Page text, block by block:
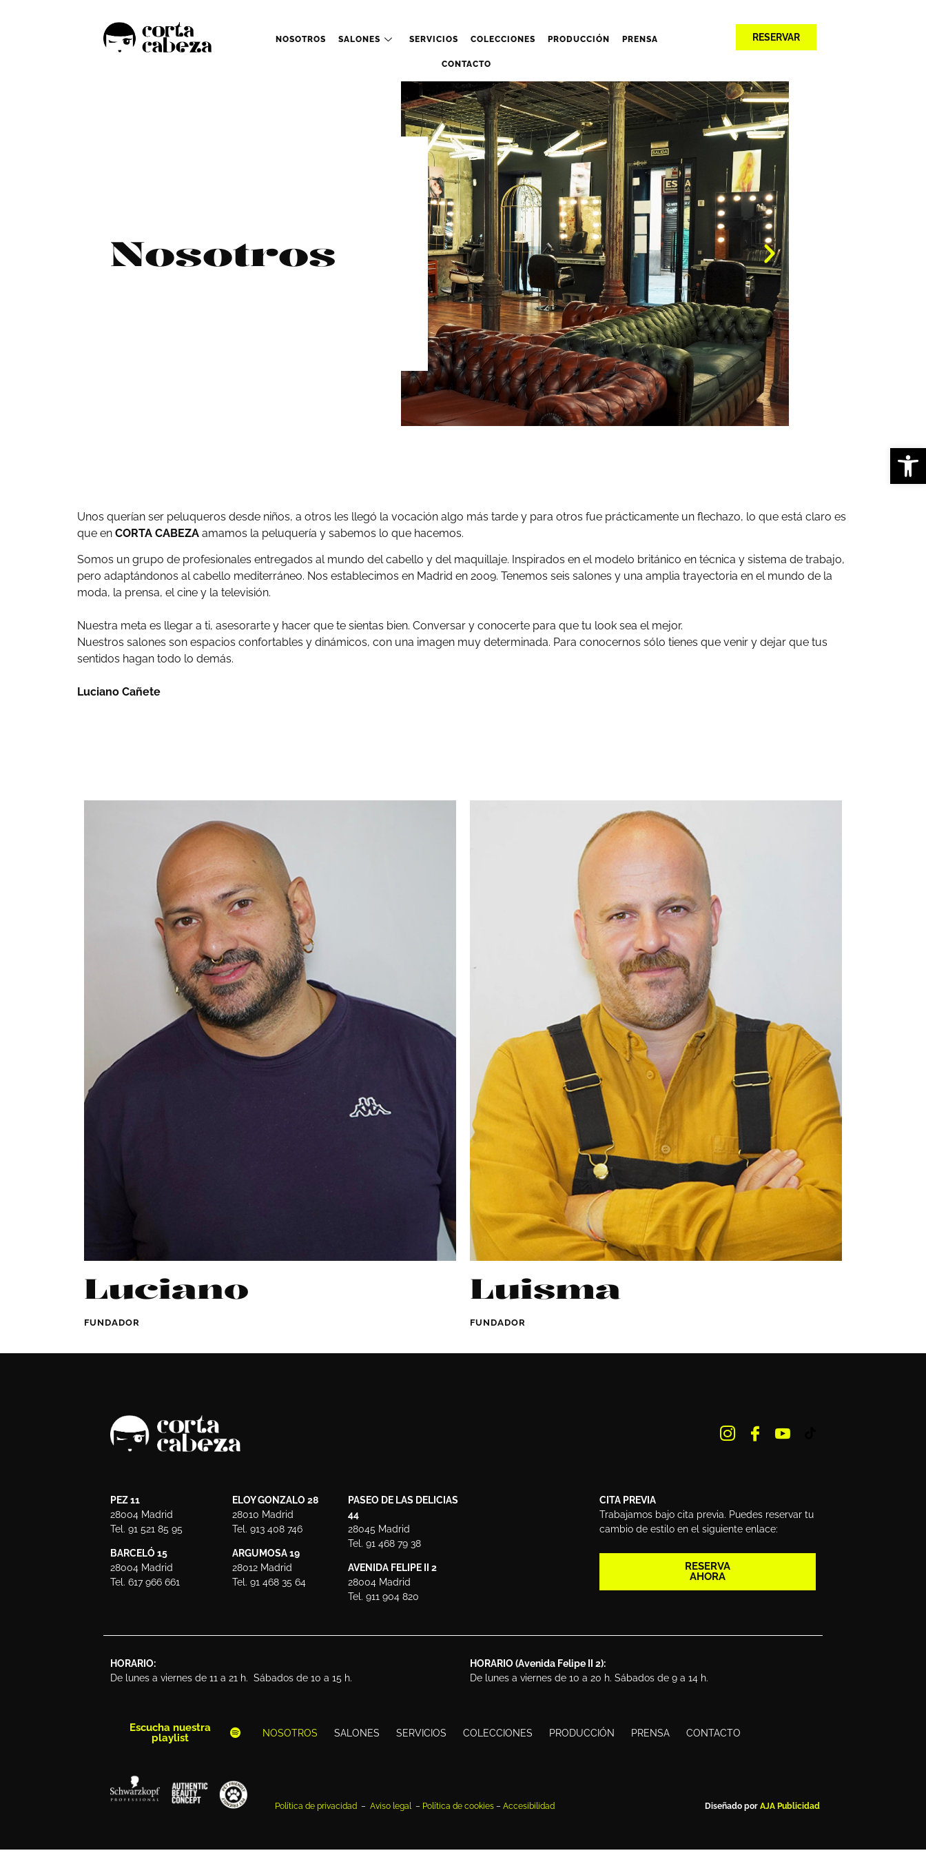
NOSOTROS SALONES SERVICIOS COLECCIONES PRODUCCIÓN PRENSA
CONTACTO
RESERVAR
Nosotros
Unos querían ser peluqueros desde niños, a otros les llegó la vocación algo más tarde y para otros fue prácticamente un flechazo, lo que está claro es
que en CORTA CABEZA amamos la peluquería y sabemos lo que hacemos.
Somos un grupo de profesionales entregados al mundo del cabello y del maquillaje. Inspirados en el modelo británico en técnica y sistema de trabajo,
pero adaptándonos al cabello mediterráneo. Nos establecimos en Madrid en 2009. Tenemos seis salones y una amplia trayectoria en el mundo de la
moda, la prensa, el cine y la televisión.
Nuestra meta es llegar a ti, asesorarte y hacer que te sientas bien. Conversar y conocerte para que tu look sea el mejor.
Nuestros salones son espacios confortables y dinámicos, con una imagen muy determinada. Para conocernos sólo tienes que venir y dejar que tus
sentidos hagan todo lo demás.
Luciano Cañete
Luciano
FUNDADOR
Luisma
FUNDADOR
PEZ 11
28004 Madrid
Tel. 91 521 85 95
BARCELÓ 15
28004 Madrid
Tel. 617 966 661
ELOY GONZALO 28
28010 Madrid
Tel. 913 408 746
ARGUMOSA 19
28012 Madrid
Tel. 91 468 35 64
PASEO DE LAS DELICIAS
44
28045 Madrid
Tel. 91 468 79 38
AVENIDA FELIPE II 2
28004 Madrid
Tel. 911 904 820
CITA PREVIA
Trabajamos bajo cita previa. Puedes reservar tu
cambio de estilo en el siguiente enlace:
RESERVA
AHORA
HORARIO:
De lunes a viernes de 11 a 21 h. Sábados de 10 a 15 h.
HORARIO (Avenida Felipe II 2):
De lunes a viernes de 10 a 20 h. Sábados de 9 a 14 h.
Escucha nuestra
playlist
NOSOTROS SALONES SERVICIOS COLECCIONES PRODUCCIÓN PRENSA CONTACTO
Política de privacidad –Aviso legal – Política de cookies –Accesibilidad Diseñado porAJA Publicidad
Abrir